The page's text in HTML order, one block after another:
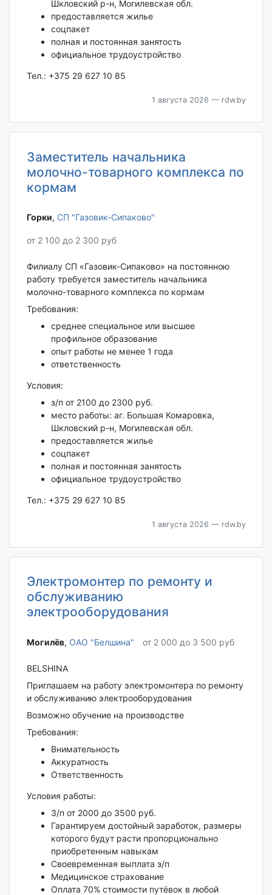
Шкловский р-н, Могилевская обл.
предоставляется жилье
соцпакет
полная и постоянная занятость
официальное трудоустройство
Тел.: +375 29 627 10 85
1 августа 2026 — rdw.by
Заместитель начальника
молочно-товарного комплекса по
кормам
Горки‎, СП "Газовик-Сипаково"
от 2 100 до 2 300 руб
Филиалу СП «Газовик-Сипаково» на постоянною
работу требуется заместитель начальника
молочно-товарного комплекса по кормам
Требования:
среднее специальное или высшее
профильное образование
опыт работы не менее 1 года
ответственность
Условия:
з/п от 2100 до 2300 руб.
место работы: аг. Большая Комаровка,
Шкловский р-н, Могилевская обл.
предоставляется жилье
соцпакет
полная и постоянная занятость
официальное трудоустройство
Тел.: +375 29 627 10 85
1 августа 2026 — rdw.by
Электромонтер по ремонту и
обслуживанию
электрооборудования
Могилёв‎, ОАО "Белшина" от 2 000 до 3 500 руб
BELSHINA
Приглашаем на работу электромонтера по ремонту
и обслуживанию электрооборудования
Возможно обучение на производстве
Требования:
Внимательность
Аккуратность
Ответственность
Условия работы:
З/п от 2000 до 3500 руб.
Гарантируем достойный заработок, размеры
которого будут расти пропорционально
приобретенным навыкам
Своевременная выплата з/п
Медицинское страхование
Оплата 70% стоимости путёвок в любой